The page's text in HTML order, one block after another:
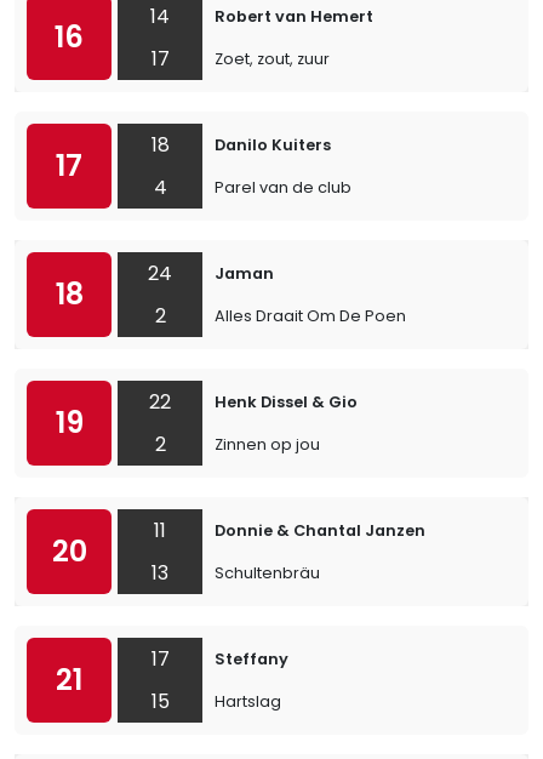
16
14
17
Robert van Hemert
Zoet, zout, zuur
17
18
4
Danilo Kuiters
Parel van de club
18
24
2
Jaman
Alles Draait Om De Poen
19
22
2
Henk Dissel & Gio
Zinnen op jou
20
11
13
Donnie & Chantal Janzen
Schultenbräu
21
17
15
Steffany
Hartslag